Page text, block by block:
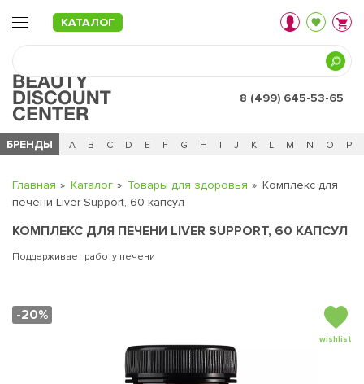
КАТАЛОГ
8 (499) 645-53-65
БРЕНДЫ
Ч 0 - 9 A B C D E F G H I J K L M N O P
Главная Каталог Товары для здоровья
Комплекс для
печени Liver Support, 60 капсул
КОМПЛЕКС ДЛЯ ПЕЧЕНИ LIVER SUPPORT, 60 КАПСУЛ
Поддерживает работу печени
-20%
wishlist